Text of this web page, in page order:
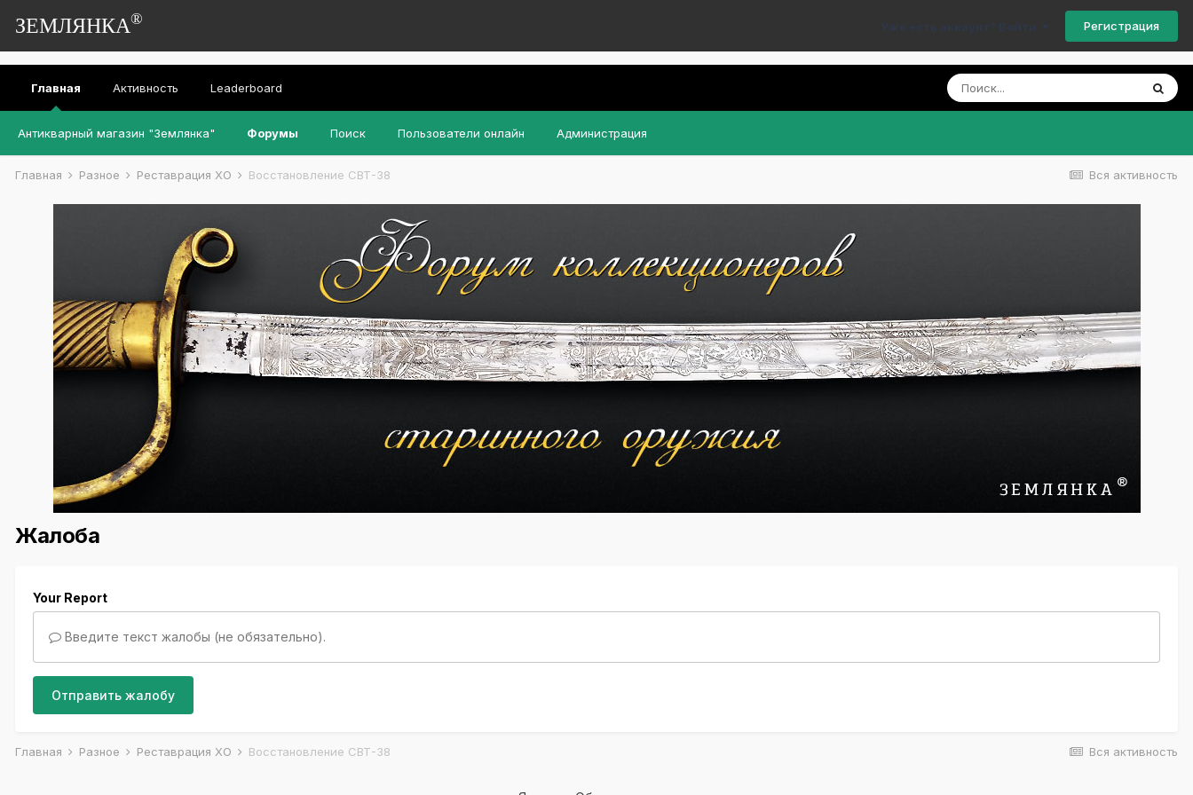
ЗЕМЛЯНКА® Уже есть аккаунт? Войти Регистрация
Главная
Антикварный магазин "Землянка" Форумы Поиск Пользователи онлайн Администрация
Активность Leaderboard
Вся активность
Главная Разное Реставрация ХО Восстановление СВТ-38
Жалоба
Your Report
Введите текст жалобы (не обязательно).
Отправить жалобу
Вся активность
Главная Разное Реставрация ХО Восстановление СВТ-38